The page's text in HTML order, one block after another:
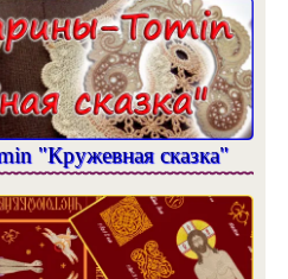
"Кружевная сказка"